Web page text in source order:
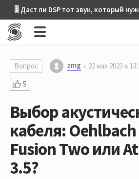
🎚 Даст ли DSP тот звук, который
Вопрос zmg 22 мая 2023 в
5
Выбор
кабеля: Oehlbach
Fusion Two или
3.5?